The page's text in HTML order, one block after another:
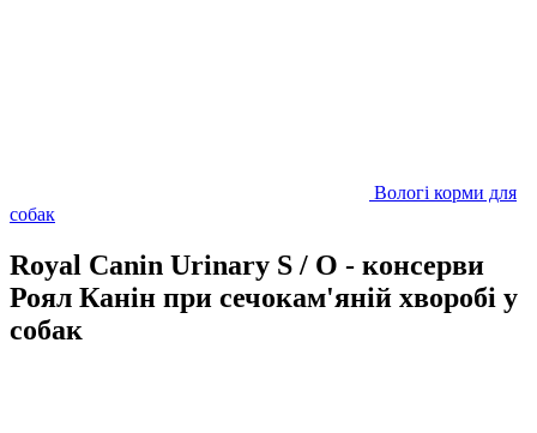
Вологі корми для
собак
Royal Canin Urinary S / O - консерви
Роял Канін при сечокам'яній хворобі у
собак